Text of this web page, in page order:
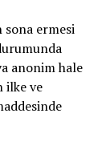
ermesi
anonim hale
ilke ve